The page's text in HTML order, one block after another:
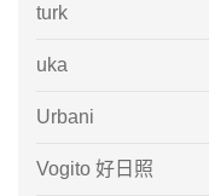
turk
uka
Urbani
Vogito 好日照